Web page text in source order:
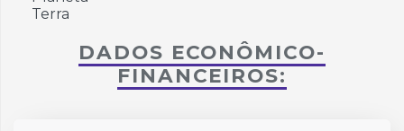
DADOS ECONÔMICO-
FINANCEIROS: